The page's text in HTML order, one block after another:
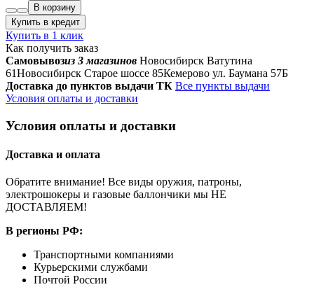
В корзину
Купить в кредит
Купить в 1 клик
Как получить заказ
Самовывозиз 3 магазинов Новосибирск Ватутина
61Новосибирск Старое шоссе 85Кемерово ул. Баумана 57Б
Доставка до пунктов выдачи ТК Все пункты выдачи
Условия оплаты и доставки
Условия оплаты и доставки
Доставка и оплата
Обратите внимание! Все виды оружия, патроны,
электрошокеры и газовые баллончики мы НЕ
ДОСТАВЛЯЕМ!
В регионы РФ:
Транспортными компаниями
Курьерскими службами
Почтой России